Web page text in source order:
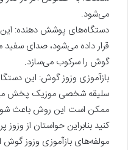
می‌شود.
دستگاه‌های پوشش دهنده:
قرار داده می‌شود، صدای سفید
گوش را سرکوب می‌سازد.
بازآموزی وزوز گوش: این
سلیقه شخصی موزیک پخش
ممکن است این روش باعث
کنید بنابراین حواستان از
مولفه‌های بازآموزی وزوز